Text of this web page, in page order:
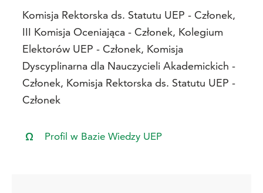
Komisja Rektorska ds. Statutu UEP - Członek,
III Komisja Oceniająca - Członek, Kolegium
Elektorów UEP - Członek, Komisja
Dyscyplinarna dla Nauczycieli Akademickich -
Członek, Komisja Rektorska ds. Statutu UEP -
Członek
Profil w Bazie Wiedzy UEP